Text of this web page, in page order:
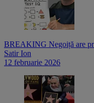
BREAKING Negoiță are
Satir Ion
12 februarie 2026